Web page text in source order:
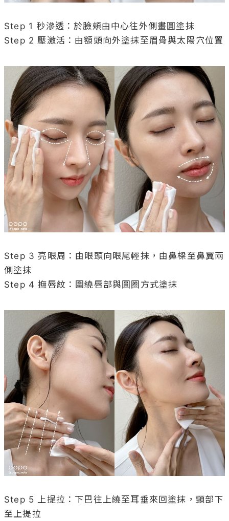
Step 1 秒滲透：於臉頰由中心往外側畫圓塗抹
Step 2 壓激活：由額頭向外塗抹至眉骨與太陽穴位置
Step 3 亮眼周：由眼頭向眼尾輕抹，由鼻樑至鼻翼兩
側塗抹
Step 4 撫唇紋：圍繞唇部與圓圈方式塗抹
Step 5 上提拉：下巴往上繞至耳垂來回塗抹，頸部下
至上提拉